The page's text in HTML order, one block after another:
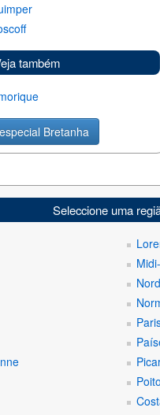
também
Bretanha
Seleccione uma